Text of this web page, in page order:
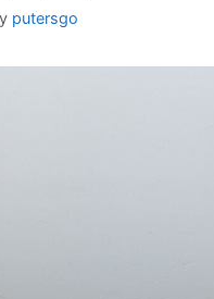
putersgo